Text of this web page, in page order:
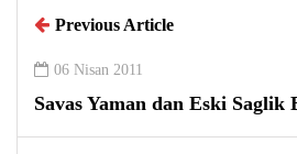
Previous Article
06 Nisan 2011
Savas Yaman dan Eski